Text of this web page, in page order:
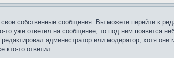
собственные сообщения. Вы можете перейти к
уже ответил на сообщение, то под ним появится
администратор или модератор, хотя они
кто-то ответил.